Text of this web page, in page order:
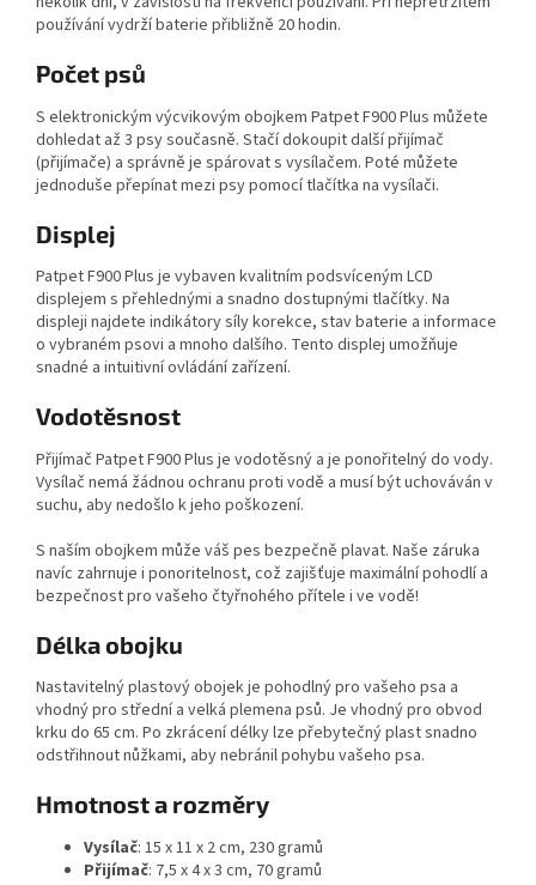
používání vydrží baterie přibližně 20 hodin.
Počet psů
S elektronickým výcvikovým obojkem Patpet F900 Plus můžete
dohledat až 3 psy současně. Stačí dokoupit další přijímač
(přijímače) a správně je spárovat s vysílačem. Poté můžete
jednoduše přepínat mezi psy pomocí tlačítka na vysílači.
Displej
Patpet F900 Plus je vybaven kvalitním podsvíceným LCD
displejem s přehlednými a snadno dostupnými tlačítky. Na
displeji najdete indikátory síly korekce, stav baterie a informace
o vybraném psovi a mnoho dalšího. Tento displej umožňuje
snadné a intuitivní ovládání zařízení.
Vodotěsnost
Přijímač Patpet F900 Plus je vodotěsný a je ponořitelný do vody.
Vysílač nemá žádnou ochranu proti vodě a musí být uchováván v
suchu, aby nedošlo k jeho poškození.
S naším obojkem může váš pes bezpečně plavat. Naše záruka
navíc zahrnuje i ponoritelnost, což zajišťuje maximální pohodlí a
bezpečnost pro vašeho čtyřnohého přítele i ve vodě!
Délka obojku
Nastavitelný plastový obojek je pohodlný pro vašeho psa a
vhodný pro střední a velká plemena psů. Je vhodný pro obvod
krku do 65 cm. Po zkrácení délky lze přebytečný plast snadno
odstřihnout nůžkami, aby nebránil pohybu vašeho psa.
Hmotnost a rozměry
Vysílač: 15 x 11 x 2 cm, 230 gramů
Přijímač: 7,5 x 4 x 3 cm, 70 gramů